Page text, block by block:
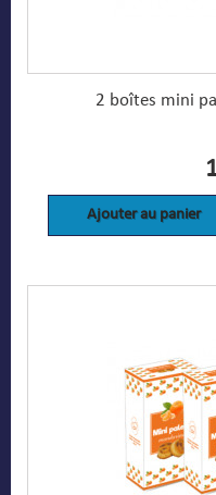
2 boîtes mini
Ajouter au panier